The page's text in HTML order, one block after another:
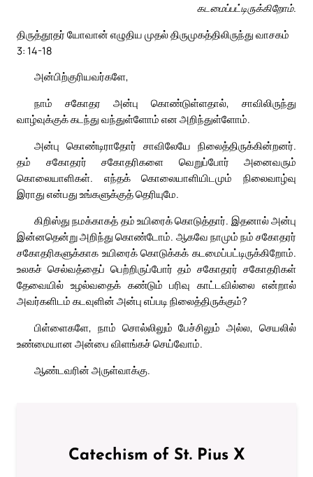
கடமைப்பட்டிருக்கிறோம்.
திருத்தூதர் யோவான் எழுதிய முதல் திருமுகத்திலிருந்து வாசகம்
3: 14-18
அன்பிற்குரியவர்களே,
நாம் சகோதர அன்பு கொண்டுள்ளதால், சாவிலிருந்து
வாழ்வுக்குக் கடந்து வந்துள்ளோம் என அறிந்துள்ளோம்.
அன்பு கொண்டிராதோர் சாவிலேயே நிலைத்திருக்கின்றனர்.
தம் சகோதரர் சகோதரிகளை வெறுப்போர் அனைவரும்
கொலையாளிகள். எந்தக் கொலையாளியிடமும் நிலைவாழ்வு
இராது என்பது உங்களுக்குத் தெரியுமே.
கிறிஸ்து நமக்காகத் தம் உயிரைக் கொடுத்தார். இதனால் அன்பு
இன்னதென்று அறிந்து கொண்டோம். ஆகவே நாமும் நம் சகோதரர்
சகோதரிகளுக்காக உயிரைக் கொடுக்கக் கடமைப்பட்டிருக்கிறோம்.
உலகச் செல்வத்தைப் பெற்றிருப்போர் தம் சகோதரர் சகோதரிகள்
தேவையில் உழல்வதைக் கண்டும் பரிவு காட்டவில்லை என்றால்
அவர்களிடம் கடவுளின் அன்பு எப்படி நிலைத்திருக்கும்?
பிள்ளைகளே, நாம் சொல்லிலும் பேச்சிலும் அல்ல, செயலில்
உண்மையான அன்பை விளங்கச் செய்வோம்.
ஆண்டவரின் அருள்வாக்கு.
Catechism of St. Pius X